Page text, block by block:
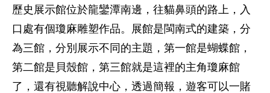
歷史展示館位於龍鑾潭南邊，往貓鼻頭的路上，入
口處有個瓊麻雕塑作品。展館是閩南式的建築，分
為三館，分別展示不同的主題，第一館是蝴蝶館，
第二館是貝殼館，第三館就是這裡的主角瓊麻館
了，還有視聽解說中心，透過簡報，遊客可以一賭